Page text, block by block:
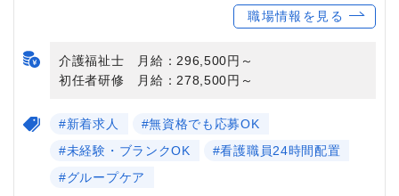
職場情報を見る
介護福祉士 月給：296,500円～
初任者研修 月給：278,500円～
#新着求人
#無資格でも応募OK
#未経験・ブランクOK
#看護職員24時間配置
#グループケア